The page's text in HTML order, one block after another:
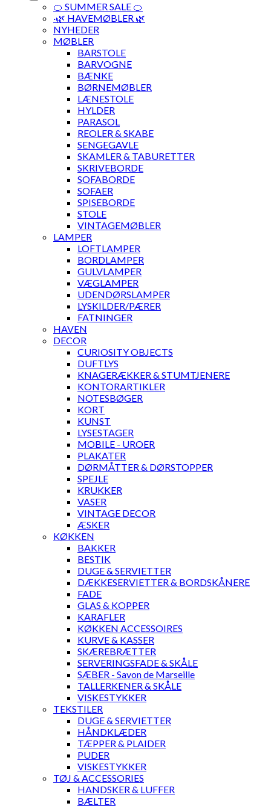
🍊 SUMMER SALE 🍊
·🌿 HAVEMØBLER 🌿
NYHEDER
MØBLER
BARSTOLE
BARVOGNE
BÆNKE
BØRNEMØBLER
LÆNESTOLE
HYLDER
PARASOL
REOLER & SKABE
SENGEGAVLE
SKAMLER & TABURETTER
SKRIVEBORDE
SOFABORDE
SOFAER
SPISEBORDE
STOLE
VINTAGEMØBLER
LAMPER
LOFTLAMPER
BORDLAMPER
GULVLAMPER
VÆGLAMPER
UDENDØRSLAMPER
LYSKILDER/PÆRER
FATNINGER
HAVEN
DECOR
CURIOSITY OBJECTS
DUFTLYS
KNAGERÆKKER & STUMTJENERE
KONTORARTIKLER
NOTESBØGER
KORT
KUNST
LYSESTAGER
MOBILE - UROER
PLAKATER
DØRMÅTTER & DØRSTOPPER
SPEJLE
KRUKKER
VASER
VINTAGE DECOR
ÆSKER
KØKKEN
BAKKER
BESTIK
DUGE & SERVIETTER
DÆKKESERVIETTER & BORDSKÅNERE
FADE
GLAS & KOPPER
KARAFLER
KØKKEN ACCESSOIRES
KURVE & KASSER
SKÆREBRÆTTER
SERVERINGSFADE & SKÅLE
SÆBER - Savon de Marseille
TALLERKENER & SKÅLE
VISKESTYKKER
TEKSTILER
DUGE & SERVIETTER
HÅNDKLÆDER
TÆPPER & PLAIDER
PUDER
VISKESTYKKER
TØJ & ACCESSORIES
HANDSKER & LUFFER
BÆLTER